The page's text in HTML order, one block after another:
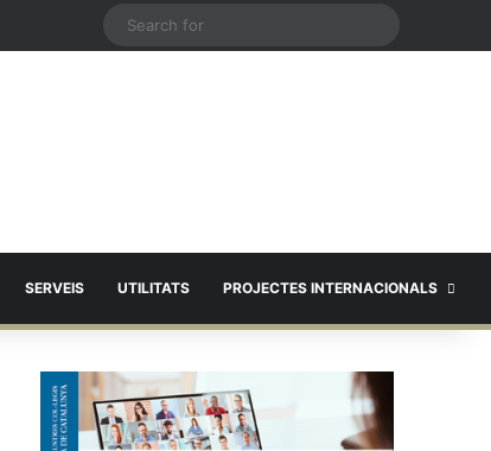
SERVEIS UTILITATS PROJECTES INTERNACIONALS